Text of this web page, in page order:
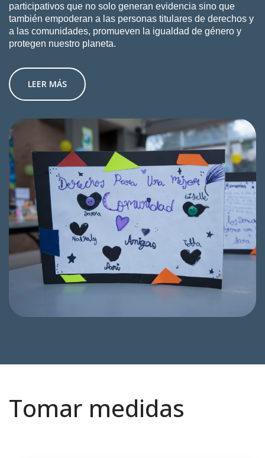
participativos que no solo generan evidencia sino que
también empoderan a las personas titulares de derechos y
a las comunidades, promueven la igualdad de género y
protegen nuestro planeta.
LEER MÁS
Tomar medidas